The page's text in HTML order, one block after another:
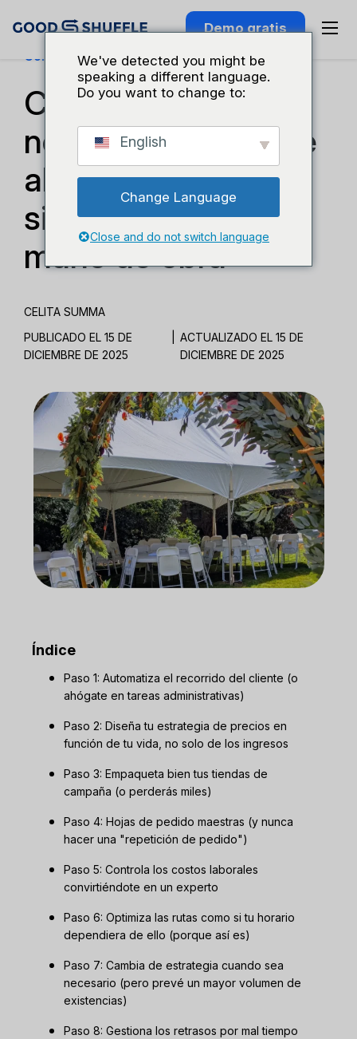
Demo gratis
Conocimiento Del Sector
Cómo llevar un
negocio rentable de
alquiler de carpas:
sistemas, precios y
mano de obra
CELITA SUMMA
PUBLICADO EL 15 DE
DICIEMBRE DE 2025
ACTUALIZADO EL 15 DE
DICIEMBRE DE 2025
Índice
Paso 1: Automatiza el recorrido del cliente (o
ahógate en tareas administrativas)
Paso 2: Diseña tu estrategia de precios en
función de tu vida, no solo de los ingresos
Paso 3: Empaqueta bien tus tiendas de
campaña (o perderás miles)
Paso 4: Hojas de pedido maestras (y nunca
hacer una "repetición de pedido")
Paso 5: Controla los costos laborales
convirtiéndote en un experto
Paso 6: Optimiza las rutas como si tu horario
dependiera de ello (porque así es)
Paso 7: Cambia de estrategia cuando sea
necesario (pero prevé un mayor volumen de
existencias)
Paso 8: Gestiona los retrasos por mal tiempo
We've detected you might be
speaking a different language.
Do you want to change to:
English
Change Language
Close and do not switch language